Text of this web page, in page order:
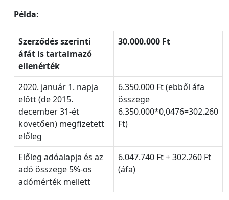
Példa:
Szerződés szerinti
áfát is tartalmazó
ellenérték
30.000.000 Ft
2020. január 1. napja
előtt (de 2015.
december 31-ét
követően) megfizetett
előleg
6.350.000 Ft (ebből áfa
összege
6.350.000*0,0476=302.260
Ft)
Előleg adóalapja és az
adó összege 5%-os
adómérték mellett
6.047.740 Ft + 302.260 Ft
(áfa)